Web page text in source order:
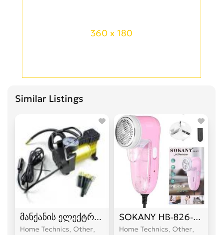
360 x 180
Similar Listings
მანქანის ელექტრო კომპრესორი
Home Technics, Other
SOKANY HB-826-2
Home Technics, Other